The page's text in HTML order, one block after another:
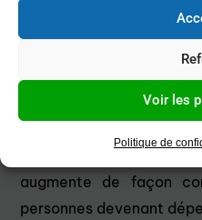
Voir les
Politique de
un pouvoir hautement
action puissante sur le
leur capacité à
dépendance rapide.
augmente de façon
personnes devenant